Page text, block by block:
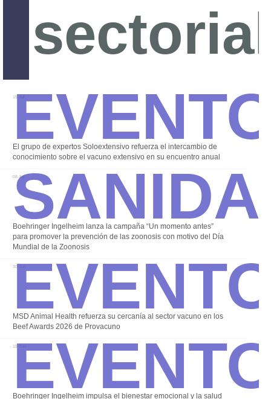
15 Jul
El grupo de expertos Soloextensivo refuerza el intercambio de
conocimiento sobre el vacuno extensivo en su encuentro anual
08 Jul
Boehringer Ingelheim lanza la campaña “Un momento antes”
para promover la prevención de las zoonosis con motivo del Día
Mundial de la Zoonosis
30 Jun
MSD Animal Health refuerza su cercanía al sector vacuno en los
Beef Awards 2026 de Provacuno
19 Jun
Boehringer Ingelheim impulsa el bienestar emocional y la salud